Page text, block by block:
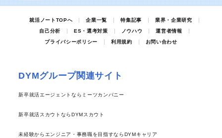
就活ノートTOPへ 企業一覧 特集記事
業界・企業研究
自己分析
ES・選考対策 ノウハウ
運営者情報
プライバシーポリシー
利用規約 お問い合わせ
DYMグループ関連サイト
新卒就活エージェントならミーツカンパニー
新卒就活スカウトならDYMスカウト
未経験からエンジニア・事務職を目指すならDYMキャリア